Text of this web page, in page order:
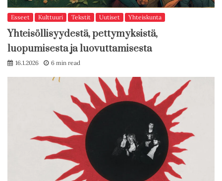
Esseet Kulttuuri Tekstit Uutiset Yhteiskunta
Yhteisöllisyydestä, pettymyksistä,
luopumisesta ja luovuttamisesta
16.1.2026 6 min read